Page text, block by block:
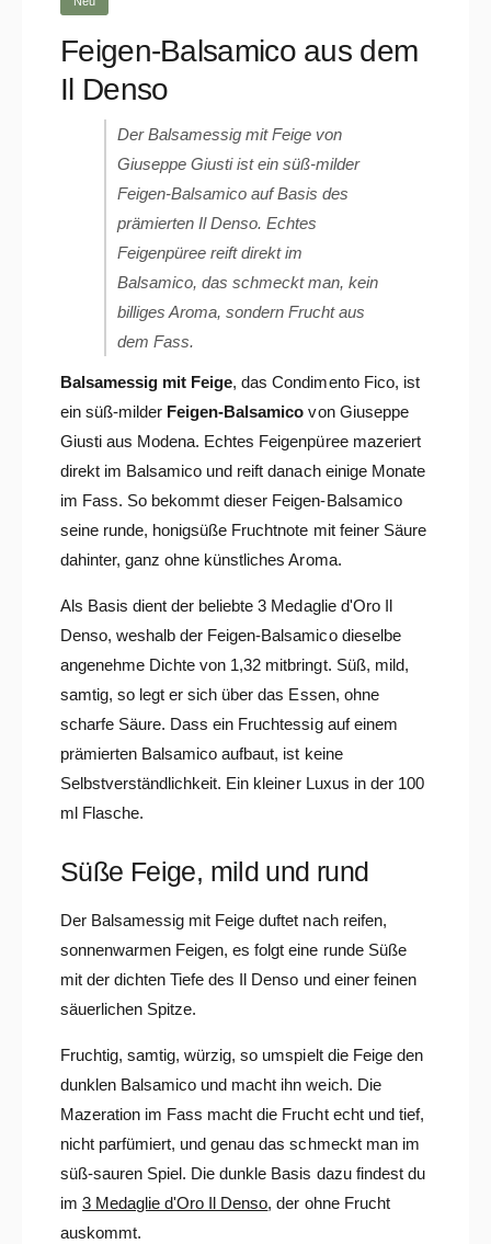
Feigen-Balsamico aus dem
Il Denso
Der Balsamessig mit Feige von
Giuseppe Giusti ist ein süß-milder
Feigen-Balsamico auf Basis des
prämierten Il Denso. Echtes
Feigenpüree reift direkt im
Balsamico, das schmeckt man, kein
billiges Aroma, sondern Frucht aus
dem Fass.
Balsamessig mit Feige, das Condimento Fico, ist
ein süß-milder Feigen-Balsamico von Giuseppe
Giusti aus Modena. Echtes Feigenpüree mazeriert
direkt im Balsamico und reift danach einige Monate
im Fass. So bekommt dieser Feigen-Balsamico
seine runde, honigsüße Fruchtnote mit feiner Säure
dahinter, ganz ohne künstliches Aroma.
Als Basis dient der beliebte 3 Medaglie d'Oro Il
Denso, weshalb der Feigen-Balsamico dieselbe
angenehme Dichte von 1,32 mitbringt. Süß, mild,
samtig, so legt er sich über das Essen, ohne
scharfe Säure. Dass ein Fruchtessig auf einem
prämierten Balsamico aufbaut, ist keine
Selbstverständlichkeit. Ein kleiner Luxus in der 100
ml Flasche.
Süße Feige, mild und rund
Der Balsamessig mit Feige duftet nach reifen,
sonnenwarmen Feigen, es folgt eine runde Süße
mit der dichten Tiefe des Il Denso und einer feinen
säuerlichen Spitze.
Fruchtig, samtig, würzig, so umspielt die Feige den
dunklen Balsamico und macht ihn weich. Die
Mazeration im Fass macht die Frucht echt und tief,
nicht parfümiert, und genau das schmeckt man im
süß-sauren Spiel. Die dunkle Basis dazu findest du
im3 Medaglie d'Oro Il Denso, der ohne Frucht
auskommt.